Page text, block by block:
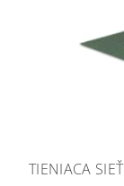
TIENIACA